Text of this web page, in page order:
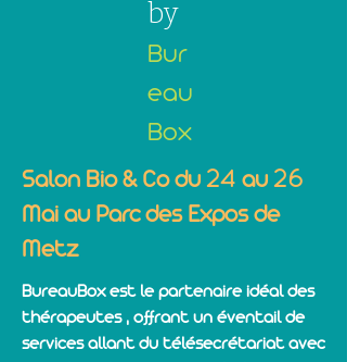
by
Bur
eau
Box
Salon Bio & Co du 24 au 26
Mai au Parc des Expos de
Metz
BureauBox est le partenaire idéal des
thérapeutes , offrant un éventail de
services allant du télésecrétariat avec